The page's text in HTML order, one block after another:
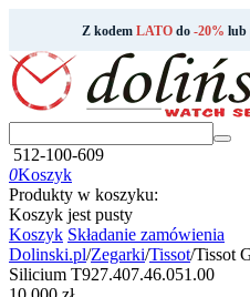
Z kodem LATOdo -20% lub
512-100-609
0Koszyk
Produkty w koszyku:
Koszyk jest pusty
Koszyk Składanie zamówienia
Dolinski.pl/Zegarki/Tissot/Tissot
Silicium T927.407.46.051.00